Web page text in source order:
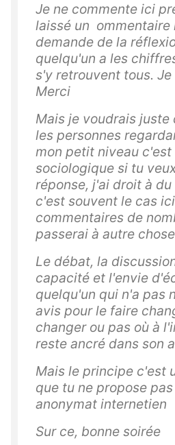
Je ne commente ici
laissé un ommentaire
demande de la
quelqu'un a les
s'y retrouvent tous.
Merci
Mais je voudrais
les personnes
mon petit niveau
sociologique si tu
réponse, j'ai droit à
c'est souvent le cas
commentaires de
passerai à autre
Le débat, la
capacité et l'envie
quelqu'un qui n'a pas
avis pour le faire
changer ou pas où à
reste ancré dans son
Mais le principe c'est
que tu ne propose
anonymat internetien
Sur ce, bonne soirée